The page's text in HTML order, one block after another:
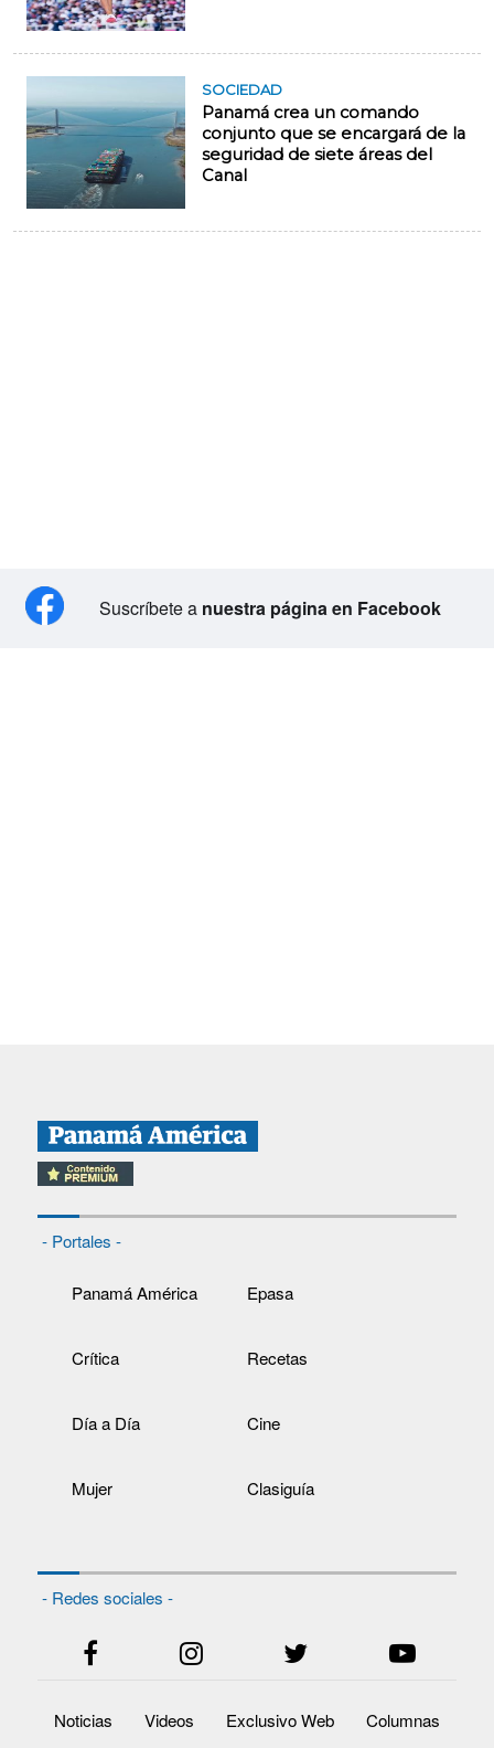
SOCIEDAD
Panamá crea un comando
conjunto que se encargará de la
seguridad de siete áreas del
Canal
Suscríbete a nuestra página en Facebook
- Portales -
Panamá América Epasa
Crítica Recetas
Día a Día Cine
Mujer Clasiguía
- Redes sociales -
Noticias Videos Exclusivo Web Columnas